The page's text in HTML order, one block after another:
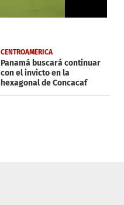
CENTROAMÉRICA
Panamá buscará continuar
con el invicto en la
hexagonal de Concacaf